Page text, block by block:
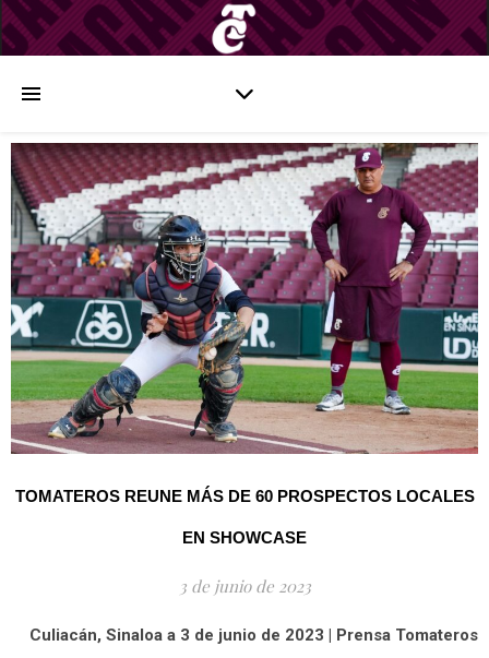
TOMATEROS REUNE MÁS DE 60 PROSPECTOS LOCALES
EN SHOWCASE
3 de junio de 2023
Culiacán, Sinaloa a 3 de junio de 2023 | Prensa Tomateros